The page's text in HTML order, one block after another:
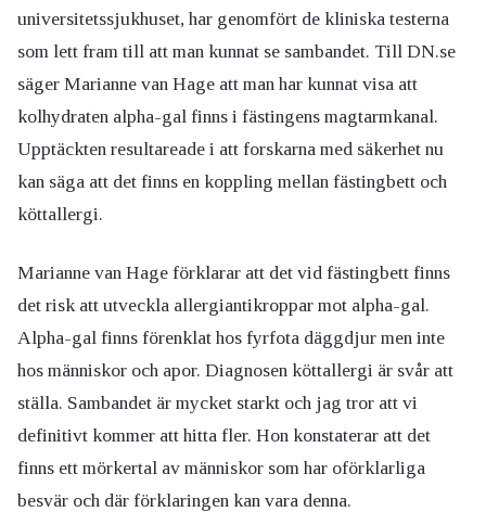
universitetssjukhuset, har genomfört de kliniska testerna
som lett fram till att man kunnat se sambandet. Till DN.se
säger Marianne van Hage att man har kunnat visa att
kolhydraten alpha-gal finns i fästingens magtarmkanal.
Upptäckten resultareade i att forskarna med säkerhet nu
kan säga att det finns en koppling mellan fästingbett och
köttallergi.
Marianne van Hage förklarar att det vid fästingbett finns
det risk att utveckla allergiantikroppar mot alpha-gal.
Alpha-gal finns förenklat hos fyrfota däggdjur men inte
hos människor och apor. Diagnosen köttallergi är svår att
ställa. Sambandet är mycket starkt och jag tror att vi
definitivt kommer att hitta fler. Hon konstaterar att det
finns ett mörkertal av människor som har oförklarliga
besvär och där förklaringen kan vara denna.